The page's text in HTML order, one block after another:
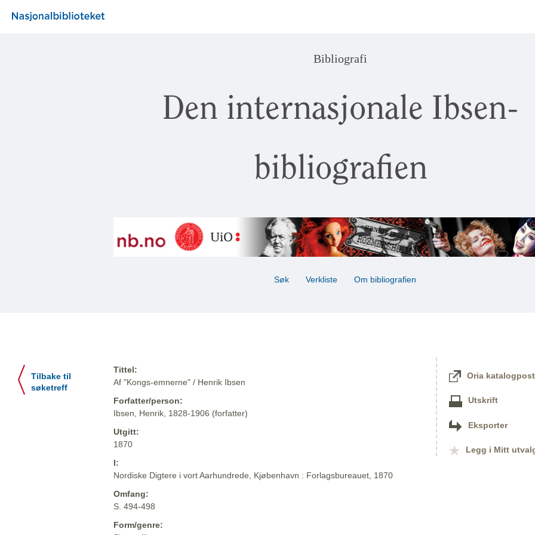
Bibliografi
Den internasjonale Ibsen-
bibliografien
Søk Verkliste Om bibliografien
Tilbake til
søketreff
Tittel:
Af "Kongs-emnerne" / Henrik Ibsen
Forfatter/person:
Ibsen, Henrik, 1828-1906 (forfatter)
Utgitt:
1870
I:
Nordiske Digtere i vort Aarhundrede, Kjøbenhavn : Forlagsbureauet, 1870
Omfang:
S. 494-498
Form/genre:
Oria katalogpost
Utskrift
Eksporter
Legg i Mitt